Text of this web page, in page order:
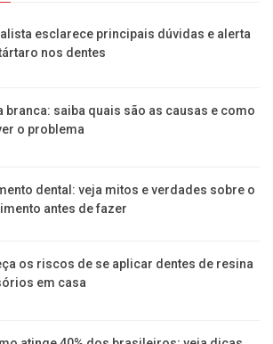
esclarece principais dúvidas e alerta
nos dentes
branca: saiba quais são as causas e como
o problema
dental: veja mitos e verdades sobre o
antes de fazer
os riscos de se aplicar dentes de resina
em casa